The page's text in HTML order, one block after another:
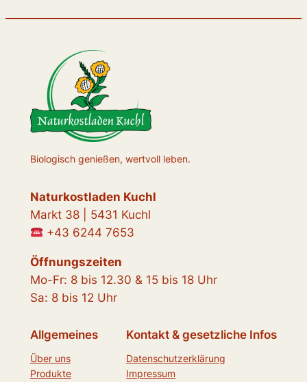
Biologisch genießen, wertvoll leben.
Naturkostladen Kuchl
Markt 38 | 5431 Kuchl
+43 6244 7653
Öffnungszeiten
Mo-Fr: 8 bis 12.30 & 15 bis 18 Uhr
Sa: 8 bis 12 Uhr
Allgemeines
Über uns
Produkte
Kontakt & gesetzliche Infos
Datenschutzerklärung
Impressum